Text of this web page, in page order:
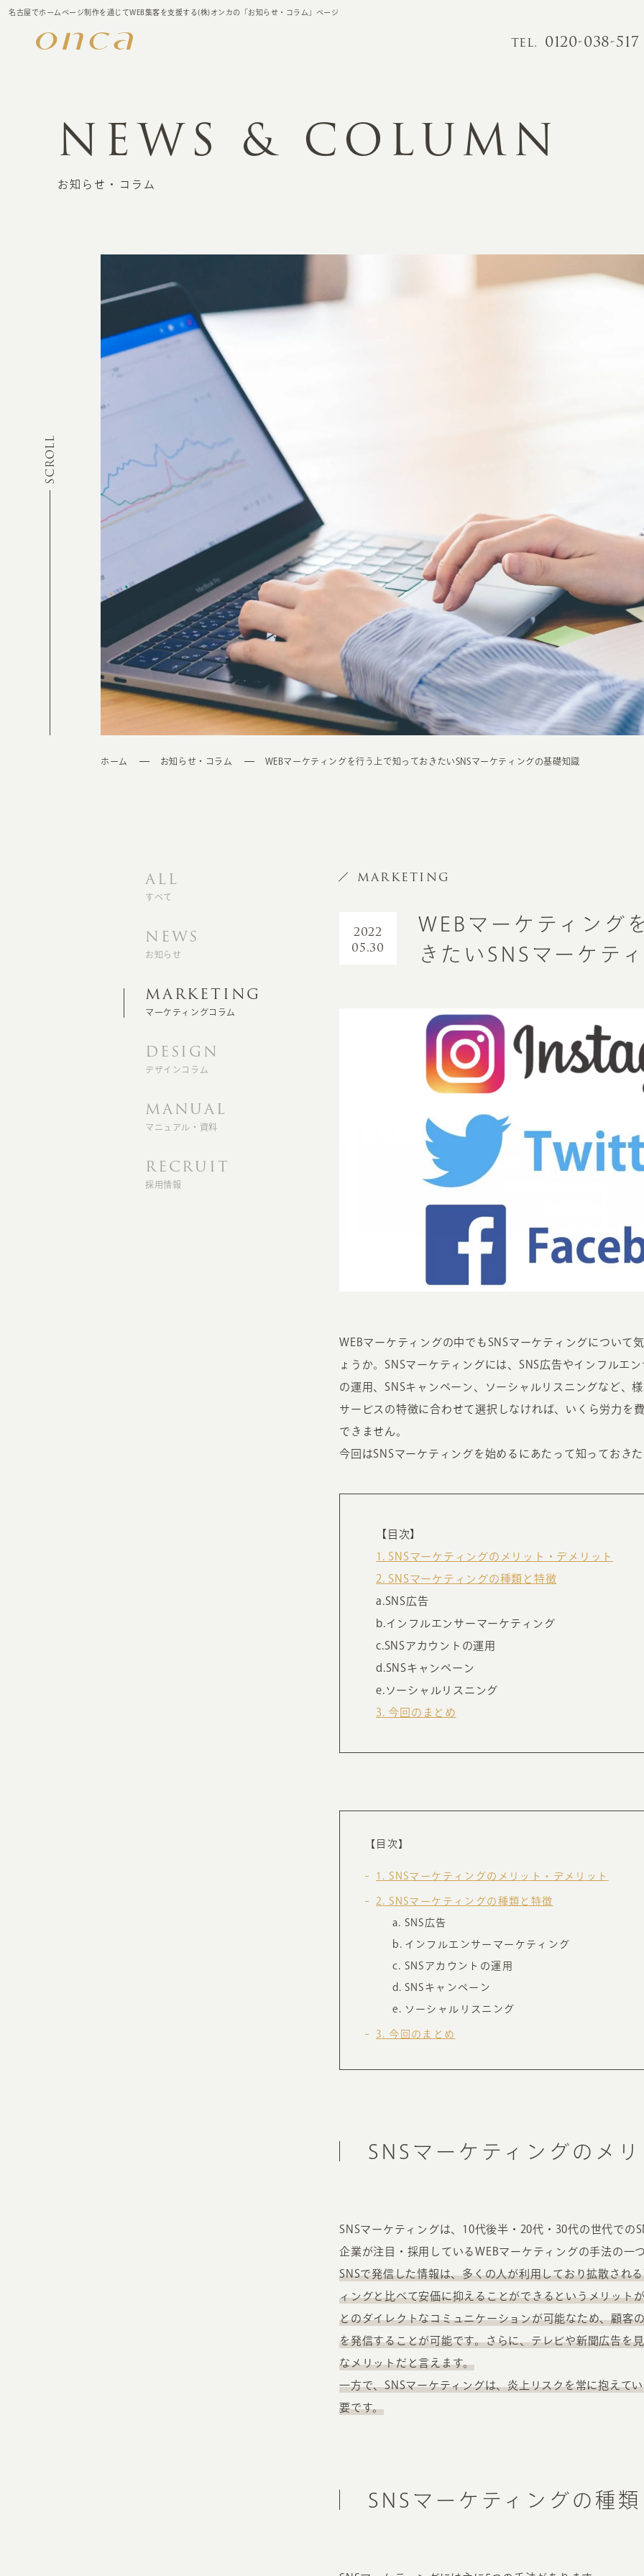
名古屋でホームページ制作を通じてWEB集客を支援する(株)オンカの「お知らせ・コラム」ページ
TEL. 0120-038-517
INFORMATION
お客様の声
ホームページ制作の流れ
お知らせ・コラム
ABOUT
オフィス紹介・会社概要
NEWS & COLUMN
お知らせ・コラム
SCROLL
ホーム お知らせ・コラム WEBマーケティングを行う上で知っておきたいSNSマーケティングの基礎知識
ALL
すべて
NEWS
お知らせ
MARKETING
マーケティングコラム
DESIGN
デザインコラム
MANUAL
マニュアル・資料
RECRUIT
採用情報
MARKETING
WEBマーケティング
きたいSNSマーケテ
2022
05.30
WEBマーケティングの中でもSNSマーケティングについて
ょうか。SNSマーケティングには、SNS広告やインフルエ
の運用、SNSキャンペーン、ソーシャルリスニングなど、
サービスの特徴に合わせて選択しなければ、いくら労力を
できません。
今回はSNSマーケティングを始めるにあたって知っておき
【目次】
1. SNSマーケティングのメリット・デメリット
2. SNSマーケティングの種類と特徴
a.SNS広告
b.インフルエンサーマーケティング
c.SNSアカウントの運用
d.SNSキャンペーン
e.ソーシャルリスニング
3. 今回のまとめ
【目次】
1 SNSマーケティングのメリット・デメリット
2 SNSマーケティングの種類と特徴
SNS広告
インフルエンサーマーケティング
SNSアカウントの運用
SNSキャンペーン
ソーシャルリスニング
3 今回のまとめ
SNSマーケティングのメ
SNSマーケティングは、10代後半・20代・30代の世代での
企業が注目・採用しているWEBマーケティングの手法の一つ
SNSで発信した情報は、多くの人が利用しており拡散され
ィングと比べて安価に抑えることができるというメリット
とのダイレクトなコミュニケーションが可能なため、顧客
を発信することが可能です。さらに、テレビや新聞広告を
なメリットだと言えます。
一方で、SNSマーケティングは、炎上リスクを常に抱えて
要です。
SNSマーケティングの種